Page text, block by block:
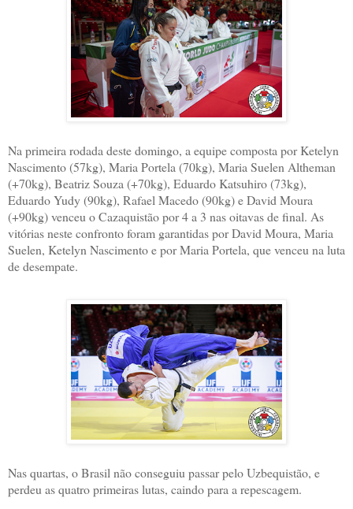
Na primeira rodada deste domingo, a equipe composta por Ketelyn
Nascimento (57kg), Maria Portela (70kg), Maria Suelen Altheman
(+70kg), Beatriz Souza (+70kg), Eduardo Katsuhiro (73kg),
Eduardo Yudy (90kg), Rafael Macedo (90kg) e David Moura
(+90kg) venceu o Cazaquistão por 4 a 3 nas oitavas de final. As
vitórias neste confronto foram garantidas por David Moura, Maria
Suelen, Ketelyn Nascimento e por Maria Portela, que venceu na luta
de desempate.
Nas quartas, o Brasil não conseguiu passar pelo Uzbequistão, e
perdeu as quatro primeiras lutas, caindo para a repescagem.